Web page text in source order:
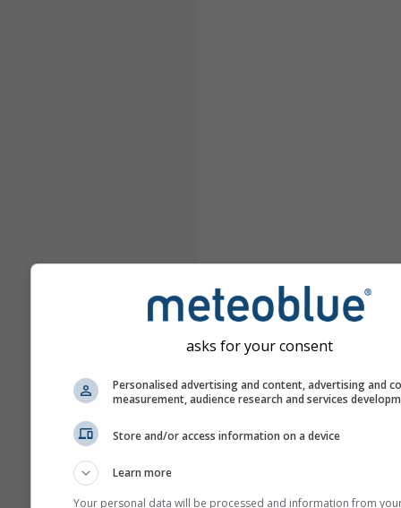
asks for your consent
Personalised advertising and content, advertising and
measurement, audience research and services
Store and/or access information on a device
Learn more
Your personal data will be processed and information from